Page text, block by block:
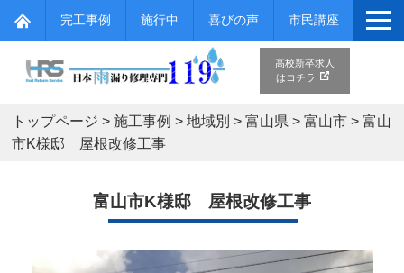
完工事例 施行中 喜びの声 市民講座
高校新卒求人
はコチラ
トップページ >施工事例 >地域別 >富山県 >富山市 >富山
市K様邸 屋根改修工事
富山市K様邸 屋根改修工事